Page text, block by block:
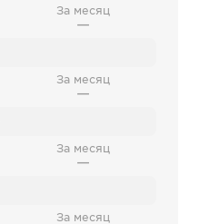
За месяц
—
За месяц
—
За месяц
—
За месяц